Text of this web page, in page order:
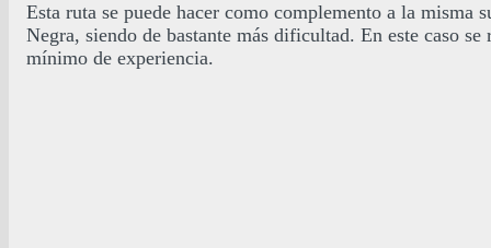
Esta ruta se puede hacer como complemento a la misma
Negra, siendo de bastante más dificultad. En este caso se
mínimo de experiencia.